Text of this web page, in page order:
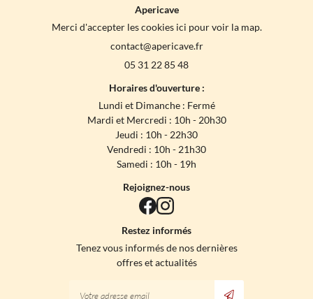
Apericave
Merci d'accepter les cookies ici pour voir la map.
05 31 22 85 48
Horaires d'ouverture :
Lundi et Dimanche : Fermé
Mardi et Mercredi : 10h - 20h30
Jeudi : 10h - 22h30
Vendredi : 10h - 21h30
Samedi : 10h - 19h
Rejoignez-nous
Restez informés
Tenez vous informés de nos dernières
offres et actualités